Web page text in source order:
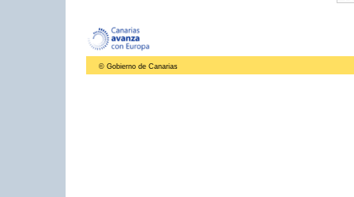
© Gobierno de Canarias